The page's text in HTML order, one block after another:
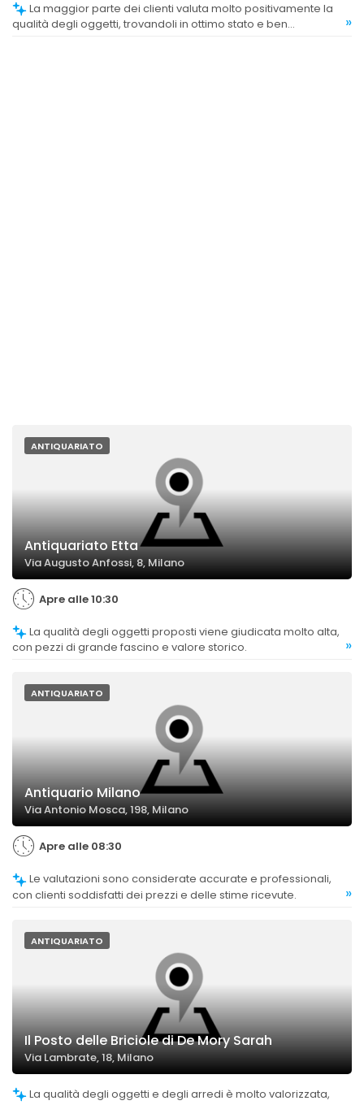
qualità degli oggetti, trovandoli in ottimo stato e ben
»
ANTIQUARIATO
Antiquariato Etta
Via Augusto Anfossi, 8, Milano
Apre alle 10:30
con pezzi di grande fascino e valore storico.
»
ANTIQUARIATO
Antiquario Milano
Via Antonio Mosca, 198, Milano
Apre alle 08:30
con clienti soddisfatti dei prezzi e delle stime ricevute.
»
ANTIQUARIATO
Il Posto delle Briciole di De Mory Sarah
Via Lambrate, 18, Milano